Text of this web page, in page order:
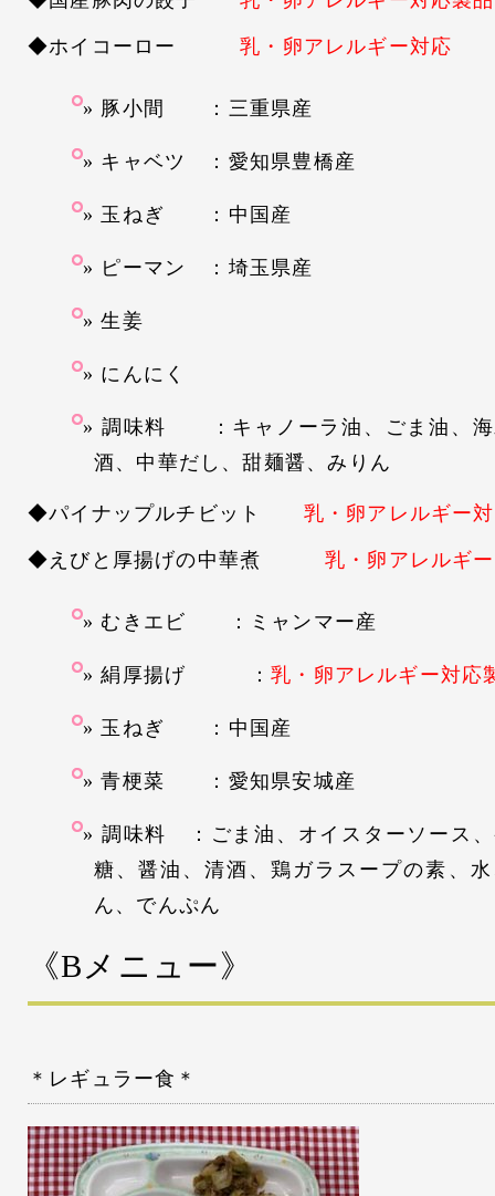
◆ホイコーロー乳・卵アレルギー対応
豚小間 ：三重県産
キャベツ ：愛知県豊橋産
玉ねぎ ：中国産
ピーマン ：埼玉県産
生姜
にんにく
調味料 ：キャノーラ油、ごま油、海
酒、中華だし、甜麺醤、みりん
◆パイナップルチビット 乳・卵アレルギー
◆えびと厚揚げの中華煮 乳・卵アレルギ
むきエビ ：ミャンマー産
絹厚揚げ ：乳・卵アレルギー対応
玉ねぎ ：中国産
青梗菜 ：愛知県安城産
調味料 ：ごま油、オイスターソース
糖、醤油、清酒、鶏ガラスープの素、
ん、でんぷん
《Bメニュー》
＊レギュラー食＊